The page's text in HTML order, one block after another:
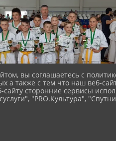
вы соглашаетесь с
а также с тем что наш веб-
сторонние сервисы
"PRO.Культура",